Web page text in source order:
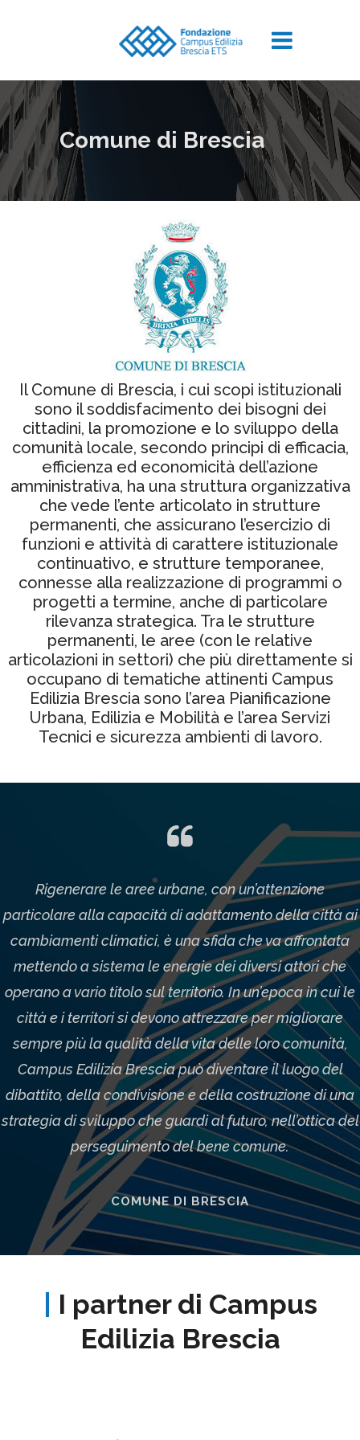
Comune di Brescia
Il Comune di Brescia, i cui scopi istituzionali
sono il soddisfacimento dei bisogni dei
cittadini, la promozione e lo sviluppo della
comunità locale, secondo principi di efficacia,
efficienza ed economicità dell’azione
amministrativa, ha una struttura organizzativa
che vede l’ente articolato in strutture
permanenti, che assicurano l’esercizio di
funzioni e attività di carattere istituzionale
continuativo, e strutture temporanee,
connesse alla realizzazione di programmi o
progetti a termine, anche di particolare
rilevanza strategica. Tra le strutture
permanenti, le aree (con le relative
articolazioni in settori) che più direttamente si
occupano di tematiche attinenti Campus
Edilizia Brescia sono l’area Pianificazione
Urbana, Edilizia e Mobilità e l’area Servizi
Tecnici e sicurezza ambienti di lavoro.
Rigenerare le aree urbane, con un’attenzione
particolare alla capacità di adattamento della città ai
cambiamenti climatici, è una sfida che va affrontata
mettendo a sistema le energie dei diversi attori che
operano a vario titolo sul territorio. In un’epoca in cui le
città e i territori si devono attrezzare per migliorare
sempre più la qualità della vita delle loro comunità,
Campus Edilizia Brescia può diventare il luogo del
dibattito, della condivisione e della costruzione di una
strategia di sviluppo che guardi al futuro, nell’ottica del
perseguimento del bene comune.
COMUNE DI BRESCIA
I partner di Campus
Edilizia Brescia